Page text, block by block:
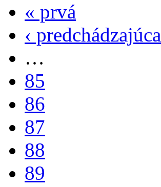
« prvá
‹ predchádzajúca
…
85
86
87
88
89